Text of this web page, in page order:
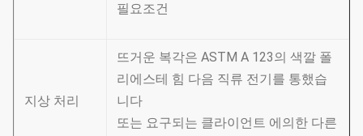
필요조건
지상 처리
뜨거운 복각은 ASTM A 123의 색깔 폴
리에스테 힘 다음 직류 전기를 통했습
니다
또는 요구되는 클라이언트 에의한 다른